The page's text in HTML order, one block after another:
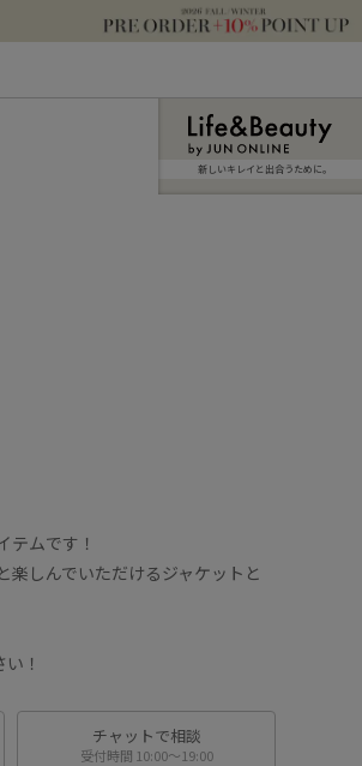
新しいキレイと出合うために。
テムです！
楽しんでいただけるジャケットと
！
チャットで相談
受付時間 10:00〜19:00